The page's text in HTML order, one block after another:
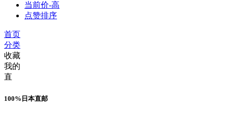
当前价-高
点赞排序
首页
分类
收藏
我的
直
100%日本直邮